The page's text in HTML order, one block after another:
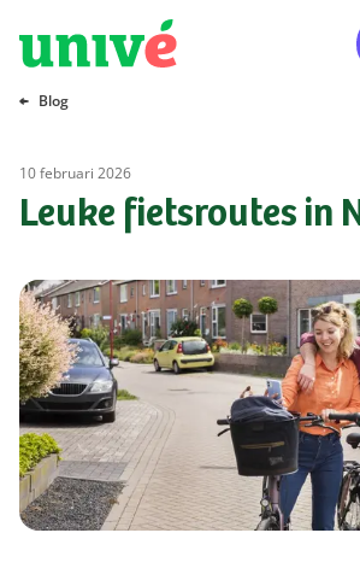
Naar hoofdinhoud
Naar hoofdnavigatie
Naar footer
Blog
10 februari 2026
Leuke fietsroutes in